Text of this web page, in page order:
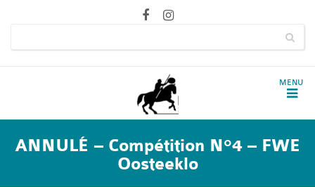
ANNULÉ – Compétition N°4 – FWE
Oosteeklo